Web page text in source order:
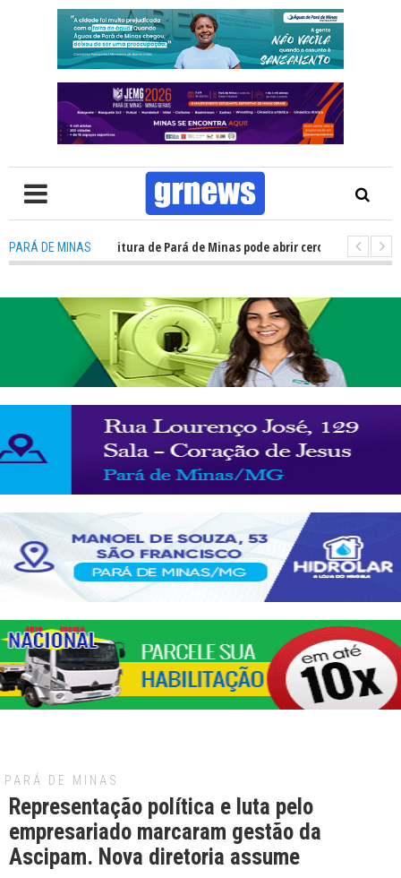
PARÁ DE MINASda prefeitura de Pará de Minas pode abrir cerca de 1.500 vagas;
PARÁ DE MINAS
Representação política e luta pelo
empresariado marcaram gestão da
Ascipam. Nova diretoria assume